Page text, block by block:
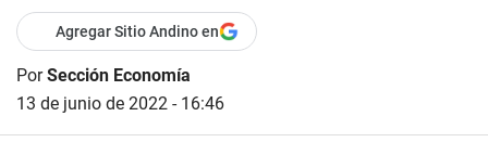
Agregar Sitio Andino en
PorSección Economía
13 de junio de 2022 - 16:46